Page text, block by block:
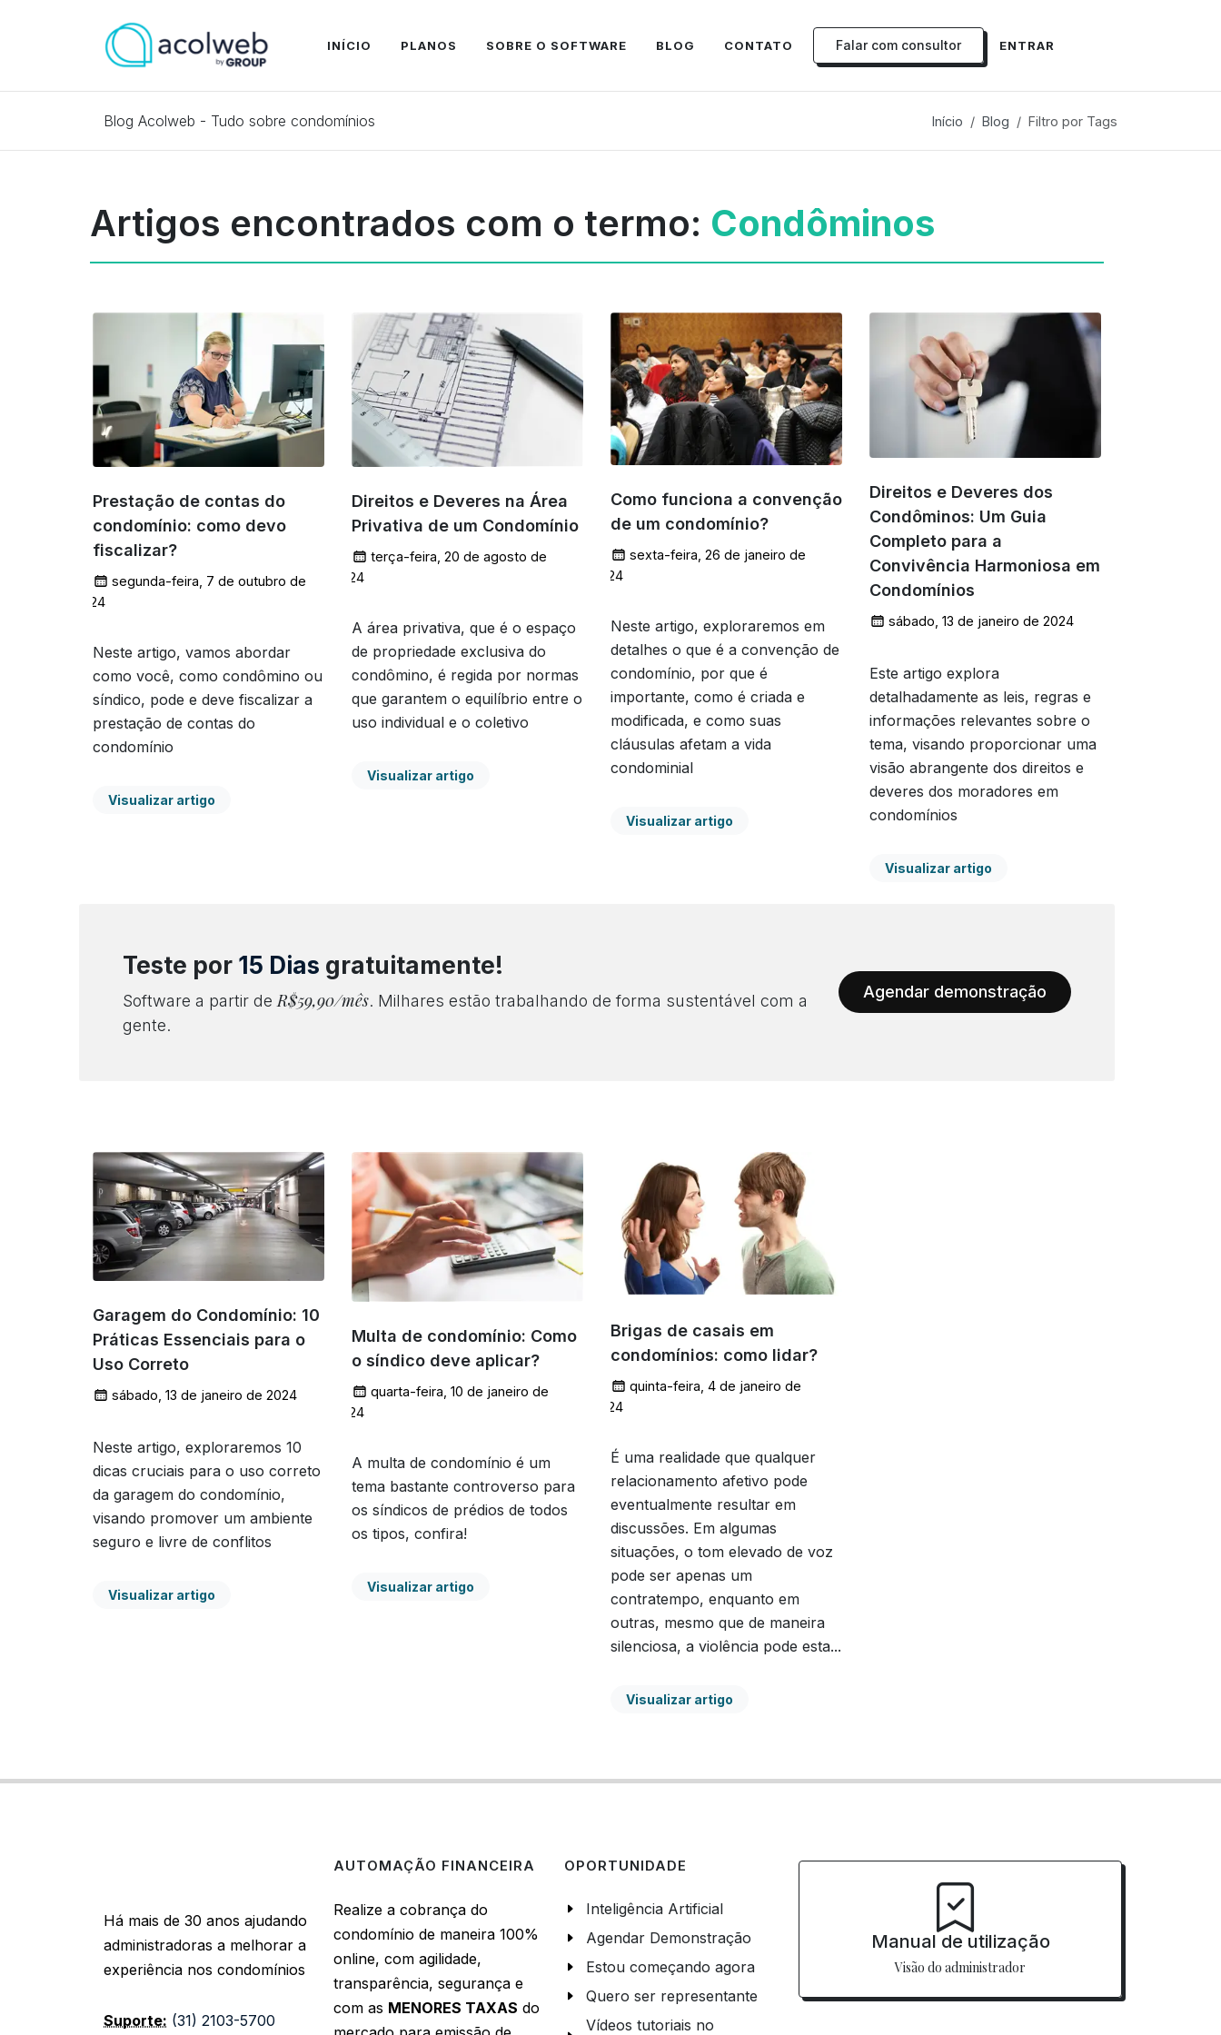
INÍCIO PLANOS SOBRE O SOFTWARE BLOG CONTATO Falar com consultor ENTRAR
Blog Acolweb - Tudo sobre condomínios Início Blog Filtro por Tags
Artigos encontrados com o termo: Condôminos
Prestação de contas do
condomínio: como devo
fiscalizar?
segunda-feira, 7 de outubro de
2024
Neste artigo, vamos abordar
como você, como condômino ou
síndico, pode e deve fiscalizar a
prestação de contas do
condomínio
Visualizar artigo
Direitos e Deveres na Área
Privativa de um Condomínio
terça-feira, 20 de agosto de
2024
A área privativa, que é o espaço
de propriedade exclusiva do
condômino, é regida por normas
que garantem o equilíbrio entre o
uso individual e o coletivo
Visualizar artigo
Como funciona a convenção
de um condomínio?
sexta-feira, 26 de janeiro de
2024
Neste artigo, exploraremos em
detalhes o que é a convenção de
condomínio, por que é
importante, como é criada e
modificada, e como suas
cláusulas afetam a vida
condominial
Visualizar artigo
Direitos e Deveres dos
Condôminos: Um Guia
Completo para a
Convivência Harmoniosa em
Condomínios
sábado, 13 de janeiro de 2024
Este artigo explora
detalhadamente as leis, regras e
informações relevantes sobre o
tema, visando proporcionar uma
visão abrangente dos direitos e
deveres dos moradores em
condomínios
Visualizar artigo
Teste por 15 Dias gratuitamente!
Software a partir de R$59,90/mês. Milhares estão trabalhando de forma sustentável com a
gente.
Agendar demonstração
Garagem do Condomínio: 10
Práticas Essenciais para o
Uso Correto
sábado, 13 de janeiro de 2024
Neste artigo, exploraremos 10
dicas cruciais para o uso correto
da garagem do condomínio,
visando promover um ambiente
seguro e livre de conflitos
Visualizar artigo
Multa de condomínio: Como
o síndico deve aplicar?
quarta-feira, 10 de janeiro de
2024
A multa de condomínio é um
tema bastante controverso para
os síndicos de prédios de todos
os tipos, confira!
Visualizar artigo
Brigas de casais em
condomínios: como lidar?
quinta-feira, 4 de janeiro de
2024
É uma realidade que qualquer
relacionamento afetivo pode
eventualmente resultar em
discussões. Em algumas
situações, o tom elevado de voz
pode ser apenas um
contratempo, enquanto em
outras, mesmo que de maneira
silenciosa, a violência pode esta...
Visualizar artigo
Há mais de 30 anos ajudando
administradoras a melhorar a
experiência nos condomínios
Suporte: (31) 2103-5700
AUTOMAÇÃO FINANCEIRA
Realize a cobrança do
condomínio de maneira 100%
online, com agilidade,
transparência, segurança e
com as MENORES TAXAS do
OPORTUNIDADE
Inteligência Artificial
Agendar Demonstração
Estou começando agora
Quero ser representante
Vídeos tutoriais no
Manual de utilização
Visão do administrador